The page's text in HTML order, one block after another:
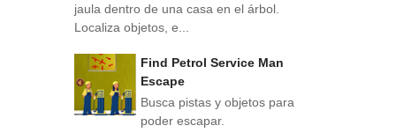
jaula dentro de una casa en el árbol.
Localiza objetos, e...
Find Petrol Service Man
Escape
Busca pistas y objetos para
poder escapar.